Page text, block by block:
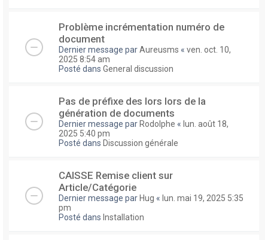
Problème incrémentation numéro de
document
Dernier message parAureusms « ven. oct. 10,
2025 8:54 am
Posté dans General discussion
Pas de préfixe des lors lors de la
génération de documents
Dernier message par Rodolphe « lun. août 18,
2025 5:40 pm
Posté dans Discussion générale
CAISSE Remise client sur
Article/Catégorie
Dernier message par Hug « lun. mai 19, 2025 5:35
pm
Posté dans Installation